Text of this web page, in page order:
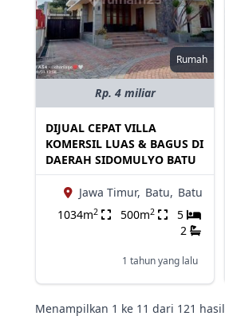
Rumah
Rp. 4 miliar
DIJUAL CEPAT VILLA
KOMERSIL LUAS & BAGUS DI
DAERAH SIDOMULYO BATU
Jawa Timur, Batu, Batu
1034m2 500m2
5
2
1 tahun yang lalu
Menampilkan 1 ke 11 dari 121 hasil